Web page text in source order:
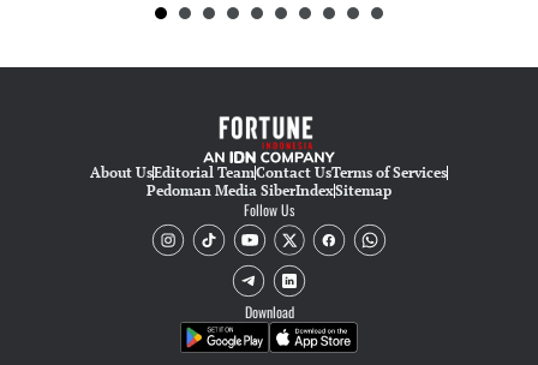
About UsEditorial TeamContact UsTerms of Services
Pedoman Media SiberIndexSitemap
Follow Us
Download